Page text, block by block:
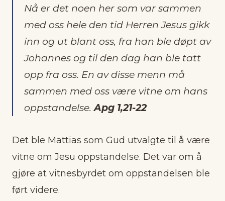
Nå er det noen her som var sammen
med oss hele den tid Herren Jesus gikk
inn og ut blant oss, fra han ble døpt av
Johannes og til den dag han ble tatt
opp fra oss. En av disse menn må
sammen med oss være vitne om hans
oppstandelse. Apg 1,21-22
Det ble Mattias som Gud utvalgte til å være
vitne om Jesu oppstandelse. Det var om å
gjøre at vitnesbyrdet om oppstandelsen ble
ført videre.